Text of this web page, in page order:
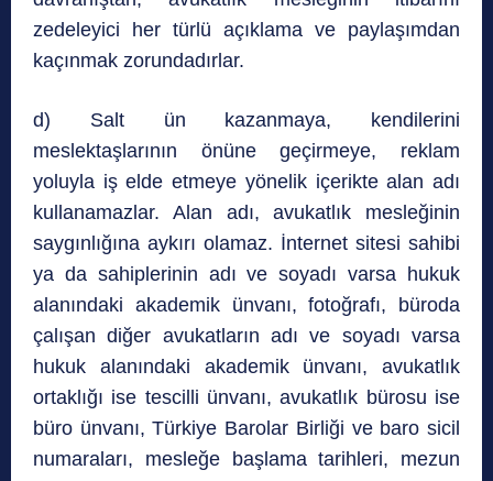
zedeleyici her türlü açıklama ve paylaşımdan
kaçınmak zorundadırlar.
d) Salt ün kazanmaya, kendilerini
meslektaşlarının önüne geçirmeye, reklam
yoluyla iş elde etmeye yönelik içerikte alan adı
kullanamazlar. Alan adı, avukatlık mesleğinin
saygınlığına aykırı olamaz. İnternet sitesi sahibi
ya da sahiplerinin adı ve soyadı varsa hukuk
alanındaki akademik ünvanı, fotoğrafı, büroda
çalışan diğer avukatların adı ve soyadı varsa
hukuk alanındaki akademik ünvanı, avukatlık
ortaklığı ise tescilli ünvanı, avukatlık bürosu ise
büro ünvanı, Türkiye Barolar Birliği ve baro sicil
numaraları, mesleğe başlama tarihleri, mezun